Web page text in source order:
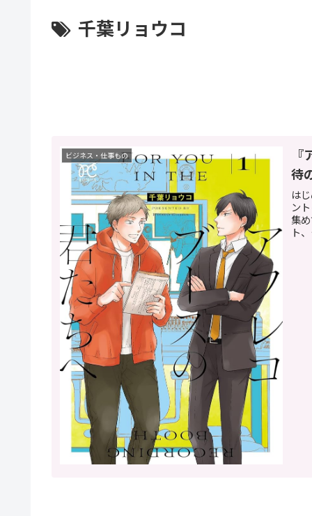
千葉リョウコ
ビジネス・仕事もの
待
は
ン
集
ト